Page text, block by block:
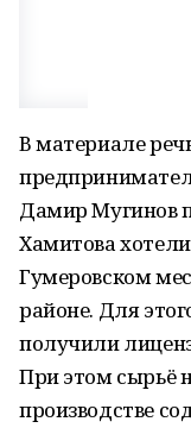
В материале
Дамир Мугинов
Хамитова
Гумеровском
районе. Для
получили
При этом сырьё
производстве